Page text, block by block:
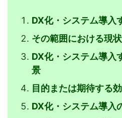
DX化・システム導入
その範囲における現
DX化・システム導入
景
目的または期待する
DX化・システム導入